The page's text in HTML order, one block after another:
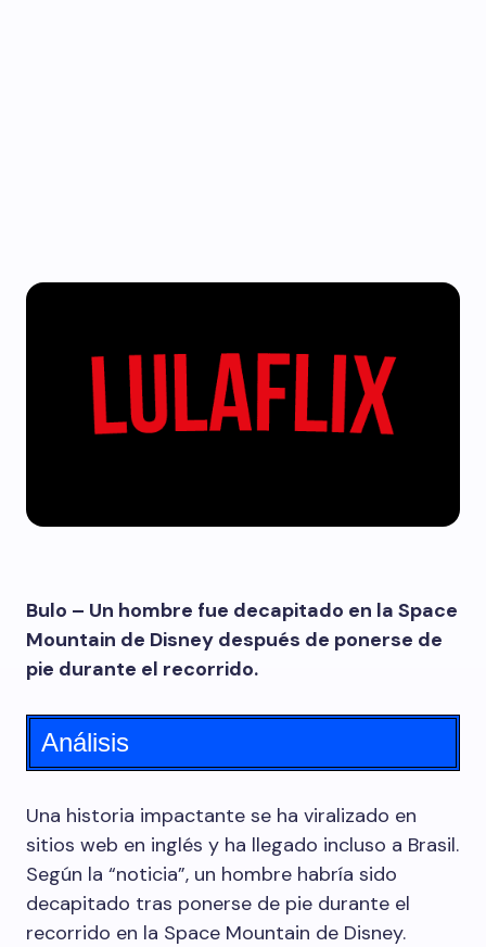
Bulo – Un hombre fue decapitado en la Space
Mountain de Disney después de ponerse de
pie durante el recorrido.
Análisis
Una historia impactante se ha viralizado en
sitios web en inglés y ha llegado incluso a Brasil.
Según la “noticia”, un hombre habría sido
decapitado tras ponerse de pie durante el
recorrido en la Space Mountain de Disney.